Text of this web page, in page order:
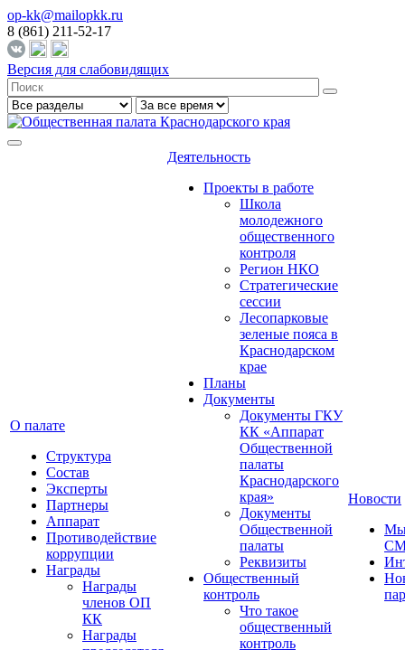
op-kk@mailopkk.ru
8 (861) 211-52-17
Версия для слабовидящих
О палате
Структура
Состав
Эксперты
Партнеры
Аппарат
Противодействие
коррупции
Награды
Награды
членов ОП
КК
Награды
Деятельность
Проекты в работе
Школа
молодежного
общественного
контроля
Регион НКО
Стратегические
сессии
Лесопарковые
зеленые пояса в
Краснодарском
крае
Планы
Документы
Документы ГКУ
КК «Аппарат
Общественной
палаты
Краснодарского
края»
Документы
Общественной
палаты
Реквизиты
Общественный
контроль
Что такое
общественный
контроль
Новости